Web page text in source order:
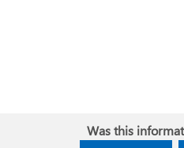
Was this